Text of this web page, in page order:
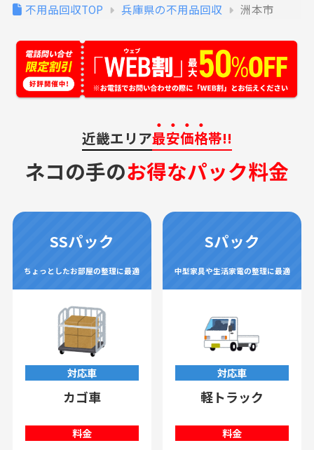
不用品回収TOP 兵庫県の不用品回収 洲本市
近畿エリア最安価格帯!!
ネコの手のお得なパック料金
SSパック
ちょっとしたお部屋の整理に最適
対応車
カゴ車
料金
Sパック
中型家具や生活家電の整理に最適
対応車
軽トラック
料金